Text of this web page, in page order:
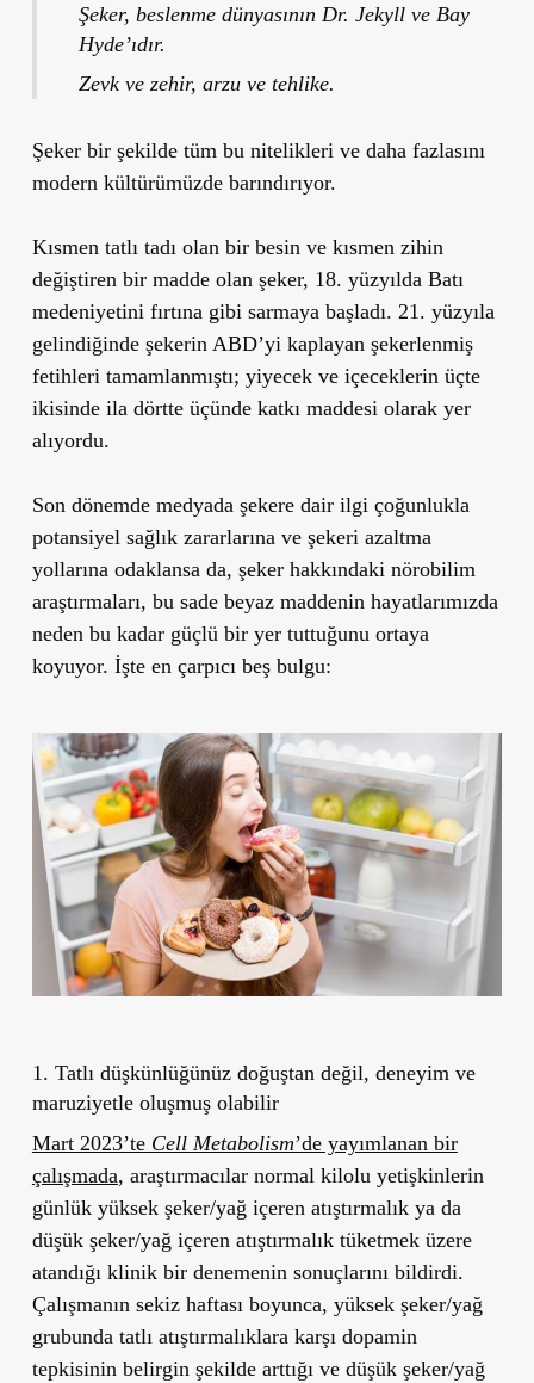
Şeker, beslenme dünyasının Dr. Jekyll ve Bay
Hyde’ıdır.
Zevk ve zehir, arzu ve tehlike.
Şeker bir şekilde tüm bu nitelikleri ve daha fazlasını
modern kültürümüzde barındırıyor.
Kısmen tatlı tadı olan bir besin ve kısmen zihin
değiştiren bir madde olan şeker, 18. yüzyılda Batı
medeniyetini fırtına gibi sarmaya başladı. 21. yüzyıla
gelindiğinde şekerin ABD’yi kaplayan şekerlenmiş
fetihleri tamamlanmıştı; yiyecek ve içeceklerin üçte
ikisinde ila dörtte üçünde katkı maddesi olarak yer
alıyordu.
Son dönemde medyada şekere dair ilgi çoğunlukla
potansiyel sağlık zararlarına ve şekeri azaltma
yollarına odaklansa da, şeker hakkındaki nörobilim
araştırmaları, bu sade beyaz maddenin hayatlarımızda
neden bu kadar güçlü bir yer tuttuğunu ortaya
koyuyor. İşte en çarpıcı beş bulgu:
1. Tatlı düşkünlüğünüz doğuştan değil, deneyim ve
maruziyetle oluşmuş olabilir
Mart 2023’te Cell Metabolism’de yayımlanan bir
çalışmada, araştırmacılar normal kilolu yetişkinlerin
günlük yüksek şeker/yağ içeren atıştırmalık ya da
düşük şeker/yağ içeren atıştırmalık tüketmek üzere
atandığı klinik bir denemenin sonuçlarını bildirdi.
Çalışmanın sekiz haftası boyunca, yüksek şeker/yağ
grubunda tatlı atıştırmalıklara karşı dopamin
tepkisinin belirgin şekilde arttığı ve düşük şeker/yağ